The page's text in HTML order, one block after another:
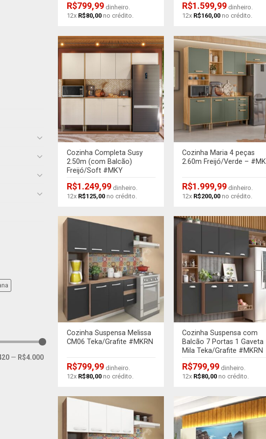
— R$4.000
R$799,99 dinheiro.
12x R$80,00no crédito.
R$1.599,99 dinheiro.
12x R$160,00 no crédito.
+
Cozinha Completa Susy
2.50m (com Balcão)
Freijó/Soft #MKY
R$1.249,99 dinheiro.
12x R$125,00no crédito.
+
Cozinha Maria 4 peças
2.60m Freijó/Verde –
R$1.999,99 dinheiro.
12x R$200,00 no crédito.
Cozinha Suspensa Melissa
CM06 Teka/Grafite #MKRN
R$799,99 dinheiro.
12x R$80,00no crédito.
Cozinha Suspensa com
Balcão 7 Portas 1 Gaveta
Mila Teka/Grafite #MKRN
R$799,99 dinheiro.
12x R$80,00 no crédito.